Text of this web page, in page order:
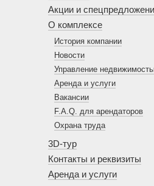
Акции и
О комплексе
История компании
Новости
Управление
Аренда и услуги
Вакансии
F.A.Q. для арендаторов
Охрана труда
3D-тур
Контакты и реквизиты
Аренда и услуги